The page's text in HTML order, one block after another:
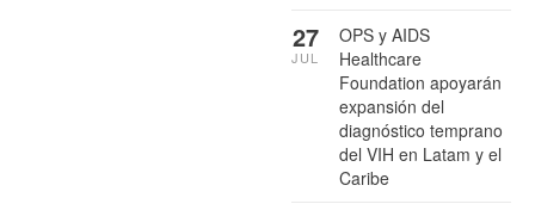
OPS y AIDS
Healthcare
Foundation apoyarán
expansión del
diagnóstico temprano
del VIH en Latam y el
Caribe
27
JUL